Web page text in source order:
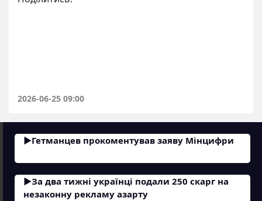
2026-06-25 09:00
Гетманцев прокоментував заяву Мінцифри
За два тижні українці подали 250 скарг на
незаконну рекламу азарту